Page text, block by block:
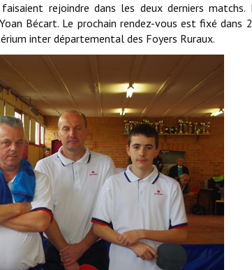
rejoindre dans les deux derniers matchs.
Bécart. Le prochain rendez-vous est fixé dans
inter départemental des Foyers Ruraux.